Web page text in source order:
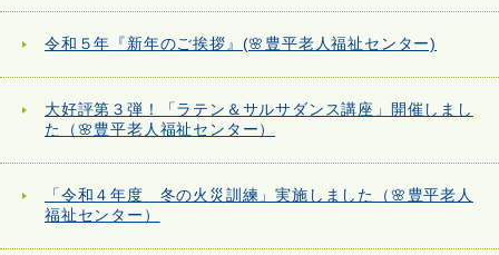
令和５年『新年のご挨拶』(🌸豊平老人福祉センター)
大好評第３弾！「ラテン＆サルサダンス講座」開催しまし
た（🌸豊平老人福祉センター）
「令和４年度 冬の火災訓練」実施しました（🌸豊平老人
福祉センター）